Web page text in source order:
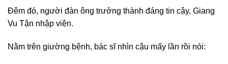
Đêm đó, người đàn ông trưởng thành đáng tin cậy, Giang
Vu Tận nhập viện.
Nằm trên giường bệnh, bác sĩ nhìn cậu mấy lần rồi nói: